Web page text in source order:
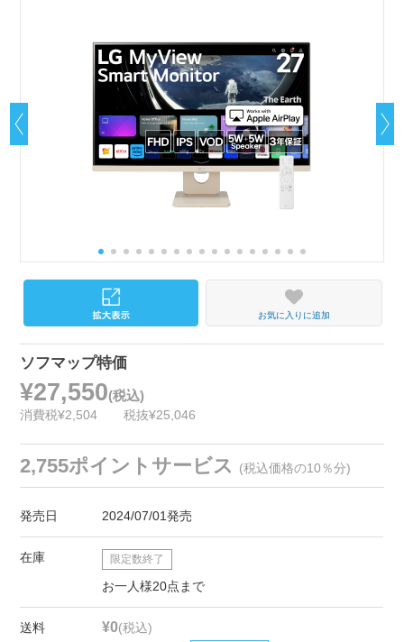
お気に入りに追加
ソフマップ特価
¥27,550(税込)
消費税¥2,504 税抜¥25,046
2,755ポイントサービス (税込価格の10％分)
発売日 2024/07/01発売
在庫 限定数終了
お一人様20点まで
送料 ¥0(税込)